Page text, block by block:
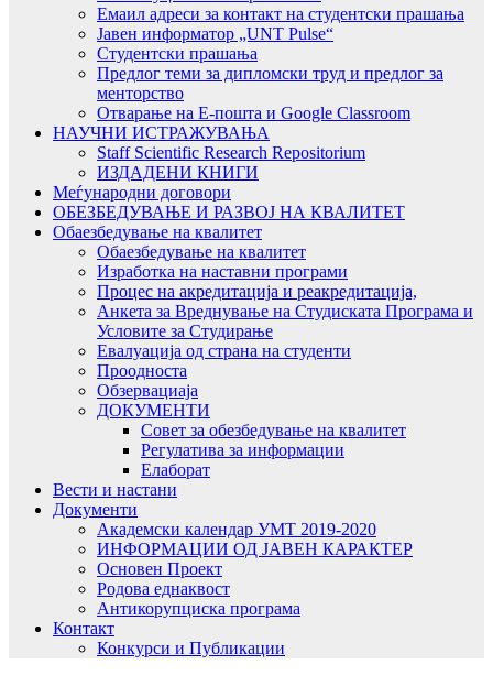
Емаил адреси за контакт на студентски прашања
Јавен информатор „UNT Pulse“
Студентски прашања
Предлог теми за дипломски труд и предлог за
менторство
Отварање на Е-пошта и Google Classroom
НАУЧНИ ИСТРАЖУВАЊА
Staff Scientific Research Repositorium
ИЗДАДЕНИ КНИГИ
Меѓународни договори
ОБЕЗБЕДУВАЊЕ И РАЗВОЈ НА КВАЛИТЕТ
Обаезбедување на квалитет
Обаезбедување на квалитет
Изработка на наставни програми
Процес на акредитација и реакредитација,
Анкета за Вреднување на Студиската Програма и
Условите за Студирање
Евалуација од страна на студенти
Проодноста
Обзервациаја
ДОКУМЕНТИ
Совет за обезбедување на квалитет
Регулатива за информации
Елаборат
Вести и настани
Документи
Академски календар УМТ 2019-2020
ИНФОРМАЦИИ ОД ЈАВЕН КАРАКТЕР
Основен Проект
Родова еднаквост
Антикорупциска програма
Контакт
Конкурси и Публикации